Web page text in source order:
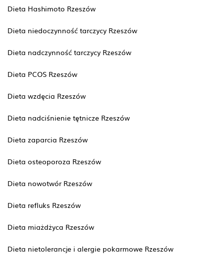
Dieta Hashimoto Rzeszów
Dieta niedoczynność tarczycy Rzeszów
Dieta nadczynność tarczycy Rzeszów
Dieta PCOS Rzeszów
Dieta wzdęcia Rzeszów
Dieta nadciśnienie tętnicze Rzeszów
Dieta zaparcia Rzeszów
Dieta osteoporoza Rzeszów
Dieta nowotwór Rzeszów
Dieta refluks Rzeszów
Dieta miażdżyca Rzeszów
Dieta nietolerancje i alergie pokarmowe Rzeszów